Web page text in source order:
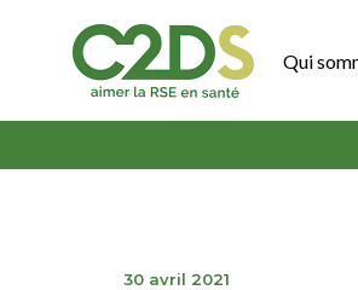
contenu
Qui
30 avril 2021